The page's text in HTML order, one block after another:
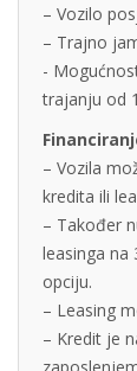
– Vozilo
– Trajno
-
trajanju od
– Vozila
kredita ili
– Također
leasinga na
opciju.
– Leasing
– Kredit je